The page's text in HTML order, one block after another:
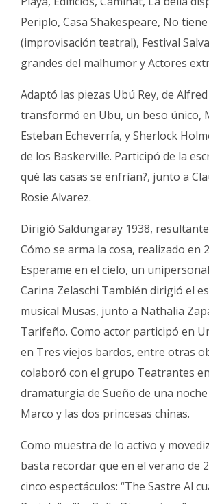
Periplo, Casa Shakespeare, No
(improvisación teatral), Festival
grandes del malhumor y Actores
Adaptó las piezas Ubú Rey, de
transformó en Ubu, un beso único,
Esteban Echeverría, y Sherlock
de los Baskerville. Participó de la
qué las casas se enfrían?, junto a
Rosie Alvarez.
Dirigió Saldungaray 1938,
Cómo se arma la cosa, realizado en
Esperame en el cielo, un
Carina Zelaschi También dirigió el
musical Musas, junto a Nathalia
Tarifeño. Como actor participó en
en Tres viejos bardos, entre otras
colaboró con el grupo Teatrantes
dramaturgia de Sueño de una
Marco y las dos princesas chinas.
Como muestra de lo activo y
basta recordar que en el verano de
cinco espectáculos: “The Sastre Al